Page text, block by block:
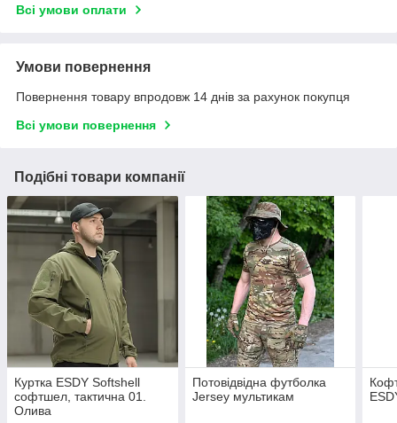
Всі умови оплати
Умови повернення
Повернення товару впродовж 14 днів за рахунок покупця
Всі умови повернення
Подібні товари компанії
Куртка ESDY Softshell
софтшел, тактична 01.
Олива
Потовідвідна футболка
Jersey мультикам